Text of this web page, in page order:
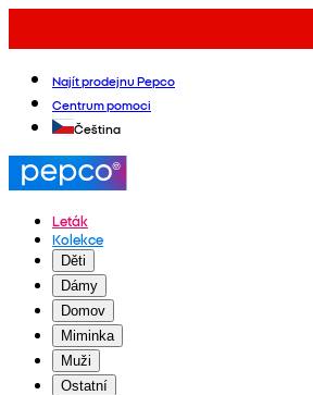
Najít prodejnu Pepco
Centrum pomoci
Čeština
Leták
Kolekce
Děti
Dámy
Domov
Miminka
Muži
Ostatní